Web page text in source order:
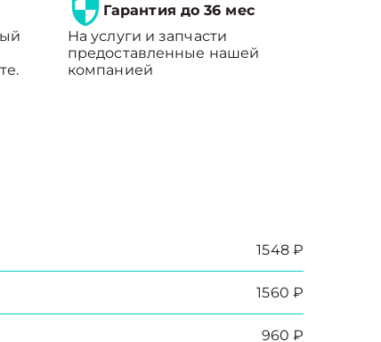
Гарантия до 36 мес
На услуги и запчасти
предоставленные нашей
компанией
1548 ₽
1560 ₽
960 ₽